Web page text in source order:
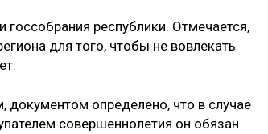
республики. Отмечается,
для того, чтобы не вовлекать
определено, что в случае
совершеннолетия он обязан